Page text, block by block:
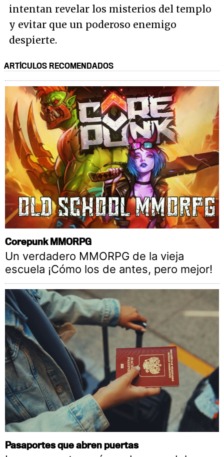
intentan revelar los misterios del templo
y evitar que un poderoso enemigo
despierte.
ARTÍCULOS RECOMENDADOS
Corepunk MMORPG
Un verdadero MMORPG de la vieja
escuela ¡Cómo los de antes, pero mejor!
Pasaportes que abren puertas